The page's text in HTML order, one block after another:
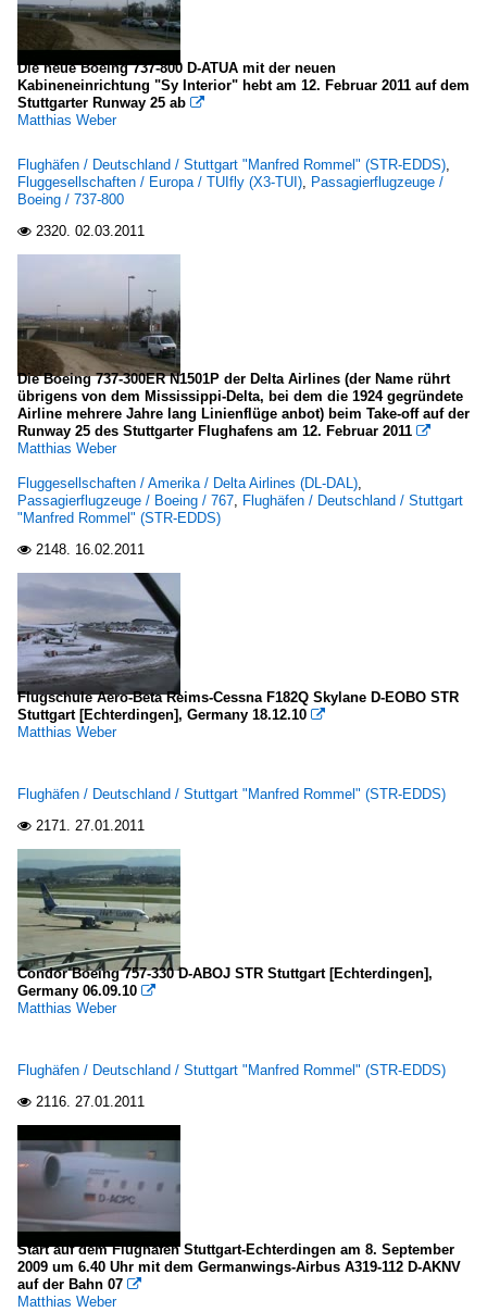
Die neue Boeing 737-800 D-ATUA mit der neuen
Kabineneinrichtung "Sy Interior" hebt am 12. Februar 2011 auf dem
Stuttgarter Runway 25 ab 
Matthias Weber
Flughäfen / Deutschland / Stuttgart "Manfred Rommel" (STR-EDDS),
Fluggesellschaften / Europa / TUIfly (X3-TUI), Passagierflugzeuge /
Boeing / 737-800
 2320. 02.03.2011
Die Boeing 737-300ER N1501P der Delta Airlines (der Name rührt
übrigens von dem Mississippi-Delta, bei dem die 1924 gegründete
Airline mehrere Jahre lang Linienflüge anbot) beim Take-off auf der
Runway 25 des Stuttgarter Flughafens am 12. Februar 2011 
Matthias Weber
Fluggesellschaften / Amerika / Delta Airlines (DL-DAL),
Passagierflugzeuge / Boeing / 767, Flughäfen / Deutschland / Stuttgart
"Manfred Rommel" (STR-EDDS)
 2148. 16.02.2011
Flugschule Aero-Beta Reims-Cessna F182Q Skylane D-EOBO STR
Stuttgart [Echterdingen], Germany 18.12.10 
Matthias Weber
Flughäfen / Deutschland / Stuttgart "Manfred Rommel" (STR-EDDS)
 2171. 27.01.2011
Condor Boeing 757-330 D-ABOJ STR Stuttgart [Echterdingen],
Germany 06.09.10 
Matthias Weber
Flughäfen / Deutschland / Stuttgart "Manfred Rommel" (STR-EDDS)
 2116. 27.01.2011
Start auf dem Flughafen Stuttgart-Echterdingen am 8. September
2009 um 6.40 Uhr mit dem Germanwings-Airbus A319-112 D-AKNV
auf der Bahn 07 
Matthias Weber